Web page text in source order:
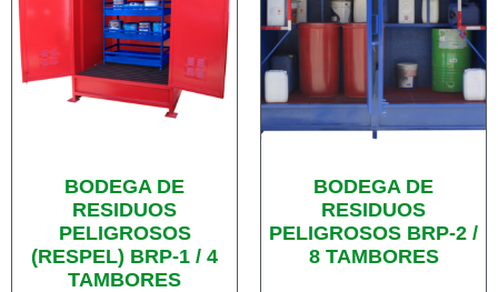
BODEGA DE
RESIDUOS
PELIGROSOS
(RESPEL) BRP-1 / 4
TAMBORES
BODEGA DE
RESIDUOS
PELIGROSOS BRP-2 /
8 TAMBORES